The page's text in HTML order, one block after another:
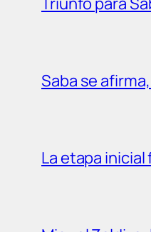
Saba se
La etapa inicial